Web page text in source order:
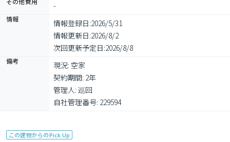
-
情報 情報登録日:2026/5/31
情報更新日:2026/8/2
次回更新予定日:2026/8/8
備考
現況: 空家
契約期間: 2年
管理人: 巡回
自社管理番号: 229594
この建物からのPick Up